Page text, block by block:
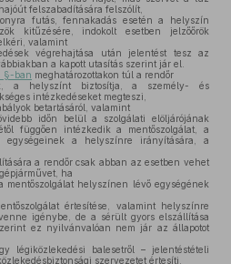
felszabadítására felszólít,
futás, fennakadás esetén a helyszín
kitűzésére, indokolt esetben jelzőőrök
valamint
végrehajtása után jelentést tesz az
a kapott utasítás szerint jár el.
§-ban meghatározottakon túl a rendőr
a helyszínt biztosítja, a személy- és
intézkedéseket megteszi,
betartásáról, valamint
időn belül a szolgálati elöljárójának
függően intézkedik a mentőszolgálat, a
egységeinek a helyszínre irányítására, a
a rendőr csak abban az esetben vehet
ha
mentőszolgálat helyszínen lévő egységének
értesítése, valamint helyszínre
igénybe, de a sérült gyors elszállítása
ez nyilvánvalóan nem jár az állapotot
légiközlekedési balesetről – jelentéstételi
szervezetet értesíti.